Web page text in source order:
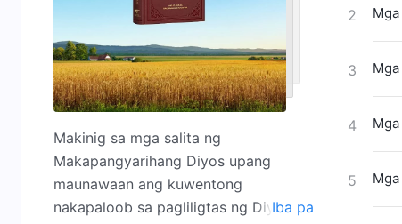
Makinig sa mga salita ng
Makapangyarihang Diyos upang
maunawaan ang kuwentong
nakapaloob sa pagliligtas ng Diyos sa
Iba pa
2
3
4
5